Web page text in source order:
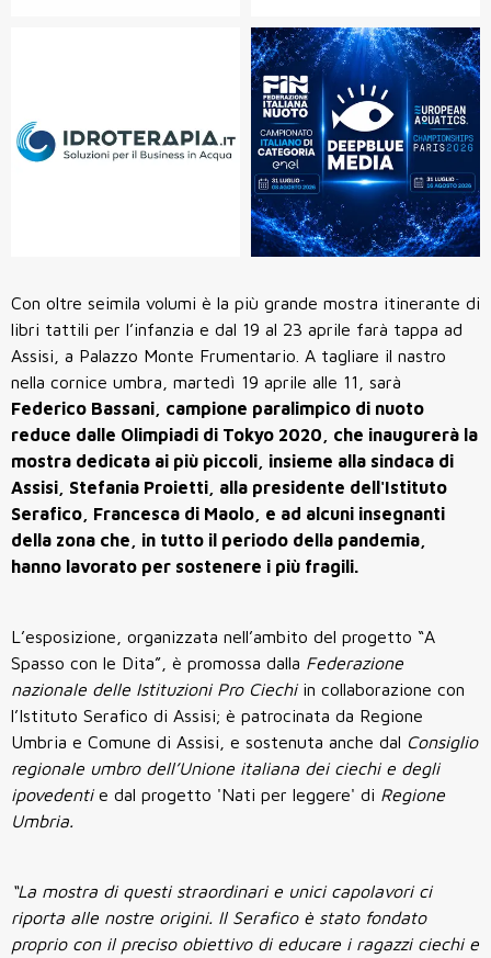
Con oltre seimila volumi è la più grande mostra itinerante di
libri tattili per l’infanzia e dal 19 al 23 aprile farà tappa ad
Assisi, a Palazzo Monte Frumentario. A tagliare il nastro
nella cornice umbra, martedì 19 aprile alle 11, sarà
Federico Bassani, campione paralimpico di nuoto
reduce dalle Olimpiadi di Tokyo 2020, che inaugurerà la
mostra dedicata ai più piccoli, insieme alla sindaca di
Assisi, Stefania Proietti, alla presidente dell'Istituto
Serafico, Francesca di Maolo, e ad alcuni insegnanti
della zona che, in tutto il periodo della pandemia,
hanno lavorato per sostenere i più fragili.
L’esposizione, organizzata nell’ambito del progetto “A
Spasso con le Dita”, è promossa dalla Federazione
nazionale delle Istituzioni Pro Ciechi in collaborazione con
l’Istituto Serafico di Assisi; è patrocinata da Regione
Umbria e Comune di Assisi, e sostenuta anche dal Consiglio
regionale umbro dell’Unione italiana dei ciechi e degli
ipovedentie dal progetto 'Nati per leggere' di Regione
Umbria.
“La mostra di questi straordinari e unici capolavori ci
riporta alle nostre origini. Il Serafico è stato fondato
proprio con il preciso obiettivo di educare i ragazzi ciechi e